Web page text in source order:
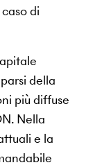
di
della
più diffuse
Nella
e la